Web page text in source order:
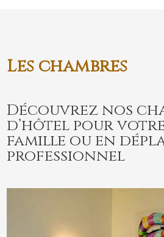
Les chambres
Découvrez nos
d’hôtel pour
famille ou en
professionnel